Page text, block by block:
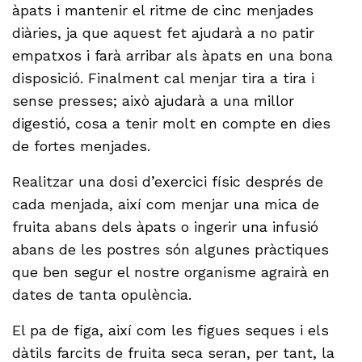
àpats i mantenir el ritme de cinc menjades
diàries, ja que aquest fet ajudarà a no patir
empatxos i farà arribar als àpats en una bona
disposició. Finalment cal menjar tira a tira i
sense presses; això ajudarà a una millor
digestió, cosa a tenir molt en compte en dies
de fortes menjades.
Realitzar una dosi d’exercici físic després de
cada menjada, així com menjar una mica de
fruita abans dels àpats o ingerir una infusió
abans de les postres són algunes pràctiques
que ben segur el nostre organisme agrairà en
dates de tanta opulència.
El pa de figa, així com les figues seques i els
dàtils farcits de fruita seca seran, per tant, la